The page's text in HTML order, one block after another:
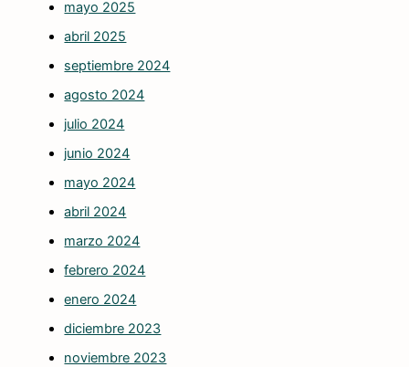
mayo 2025
abril 2025
septiembre 2024
agosto 2024
julio 2024
junio 2024
mayo 2024
abril 2024
marzo 2024
febrero 2024
enero 2024
diciembre 2023
noviembre 2023